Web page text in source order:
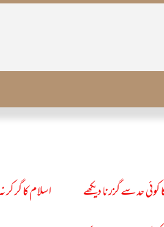
کوئی حد سے گزرنا دیکھے اسلام کا گر کر نہ